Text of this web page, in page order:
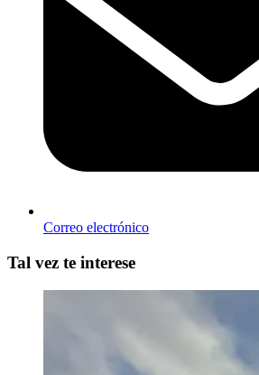
Correo electrónico
Tal vez te interese